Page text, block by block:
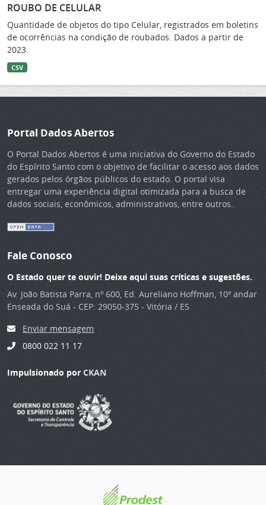
ROUBO DE CELULAR
Quantidade de objetos do tipo Celular, registrados em boletins
de ocorrências na condição de roubados. Dados a partir de
2023.
CSV
Portal Dados Abertos
O Portal Dados Abertos é uma iniciativa do Governo do Estado
do Espírito Santo com o objetivo de facilitar o acesso aos dados
gerados pelos órgãos públicos do estado. O portal visa
entregar uma experiência digital otimizada para a busca de
dados sociais, econômicos, administrativos, entre outros.
Fale Conosco
O Estado quer te ouvir! Deixe aqui suas críticas e sugestões.
Av. João Batista Parra, nº 600, Ed. Aureliano Hoffman, 10º andar
Enseada do Suá - CEP: 29050-375 - Vitória / ES
Enviar mensagem
0800 022 11 17
Impulsionado por CKAN